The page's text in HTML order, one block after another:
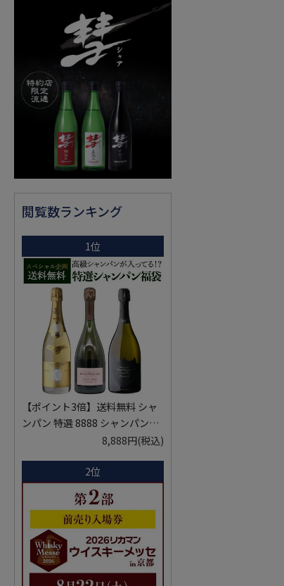
閲覧数ランキング
1位
【ポイント3倍】送料無料 シャ
ンパン 特選 8888 シャンパン福
袋 第29弾 高級シャンパン を探
るかも!?【限定300セット】 シ
ャンパーニュ クリスタル ドンペ
リP2 NPU 2008 VT リカーマウ
8,888円(税込)
2位